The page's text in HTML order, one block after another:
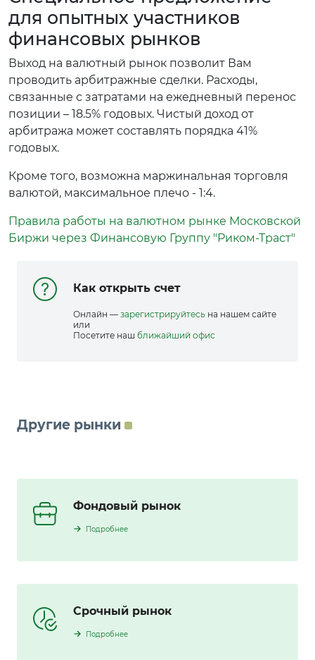
для опытных участников
финансовых рынков
Выход на валютный рынок позволит Вам
проводить арбитражные сделки. Расходы,
связанные с затратами на ежедневный перенос
позиции – 18.5% годовых. Чистый доход от
арбитража может составлять порядка 41%
годовых.
Кроме того, возможна маржинальная торговля
валютой, максимальное плечо - 1:4.
Правила работы на валютном рынке Московской
Биржи через Финансовую Группу "Риком-Траст"
Как открыть счет
Онлайн — зарегистрируйтесь на нашем сайте
или
Посетите наш ближайший офис
Другие рынки
Фондовый рынок
Подробнее
Срочный рынок
Подробнее